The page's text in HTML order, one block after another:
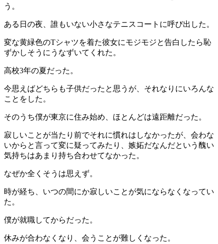
う。
ある日の夜、誰もいない小さなテニスコートに呼び出した。
変な黄緑色のTシャツを着た彼女にモジモジと告白したら恥
ずかしそうにうなずいてくれた。
高校3年の夏だった。
今思えばどちらも子供だったと思うが、それなりにいろんな
ことをした。
そのうち僕が東京に住み始め、ほとんどは遠距離だった。
寂しいことが当たり前でそれに慣れはしなかったが、会わな
いからと言って変に疑ってみたり、嫉妬だなんだという醜い
気持ちはあまり持ち合わせてなかった。
なぜか全くそうは思えず。
時が経ち、いつの間にか寂しいことが気にならなくなってい
た。
僕が就職してからだった。
休みが合わなくなり、会うことが難しくなった。